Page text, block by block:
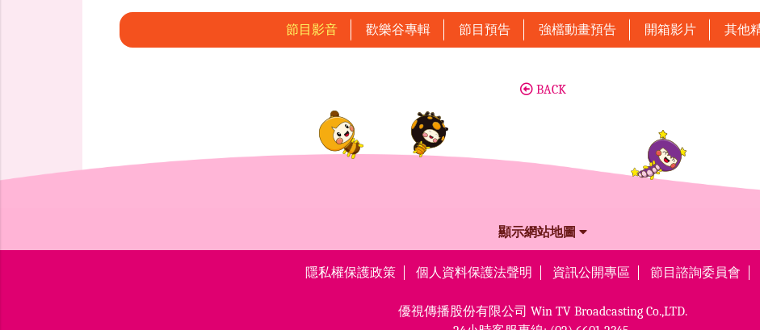
節目影音 歡樂谷專輯 節目預告 強檔動畫預告 開箱影片 其他
BACK
顯示網站地圖
隱私權保護政策 個人資料保護法聲明 資訊公開專區 節目諮詢委員會
優視傳播股份有限公司 Win TV Broadcasting Co.,LTD.